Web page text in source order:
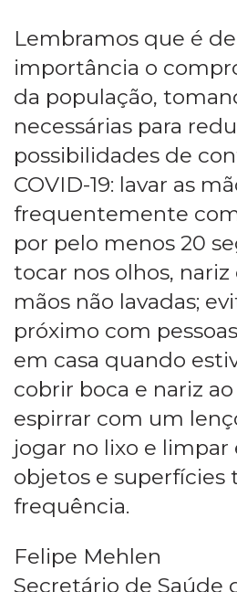
Lembramos que é
importância o
da população,
necessárias para
possibilidades de
COVID-19: lavar as
frequentemente
por pelo menos 20
tocar nos olhos,
mãos não lavadas;
próximo com
em casa quando
cobrir boca e nariz
espirrar com um
jogar no lixo e limpar
objetos e superfícies
frequência.
Felipe Mehlen
Secretário de Saúde